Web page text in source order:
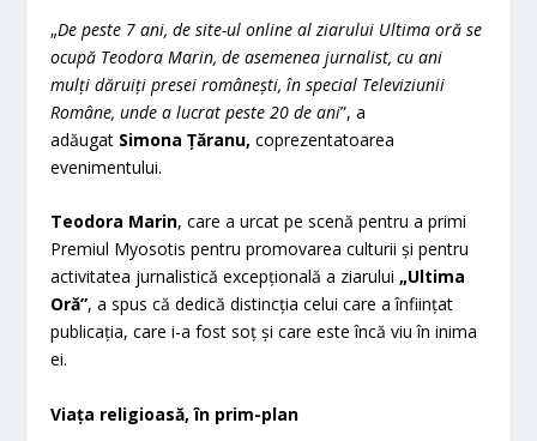
„De peste 7 ani, de site-ul online al ziarului Ultima oră se
ocupă Teodora Marin, de asemenea jurnalist, cu ani
mulți dăruiți presei românești, în special Televiziunii
Române, unde a lucrat peste 20 de ani”, a
adăugat Simona Țăranu, coprezentatoarea
evenimentului.
Teodora Marin, care a urcat pe scenă pentru a primi
Premiul Myosotis pentru promovarea culturii și pentru
activitatea jurnalistică excepțională a ziarului„Ultima
Oră”, a spus că dedică distincția celui care a înființat
publicația, care i-a fost soț și care este încă viu în inima
ei.
Viața religioasă, în prim-plan